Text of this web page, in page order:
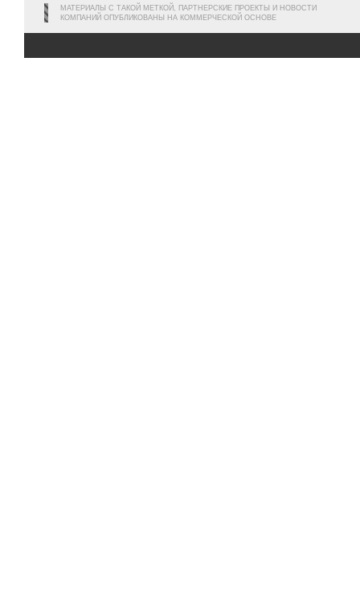
МАТЕРИАЛЫ С ТАКОЙ МЕТКОЙ, ПАРТНЕРСКИЕ ПРОЕКТЫ И НОВОСТИ
КОМПАНИЙ ОПУБЛИКОВАНЫ НА КОММЕРЧЕСКОЙ ОСНОВЕ